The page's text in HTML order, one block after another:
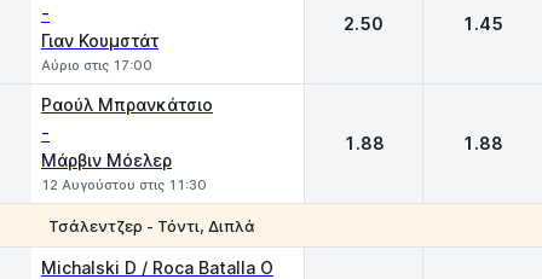
-
Γιαν Κουμστάτ
Αύριο στις 17:00
2.50 1.45
Ραούλ Μπρανκάτσιο
-
Μάρβιν Μόελερ
12 Αυγούστου στις 11:30
1.88 1.88
Τσάλεντζερ - Τόντι, Διπλά
Michalski D / Roca Batalla O